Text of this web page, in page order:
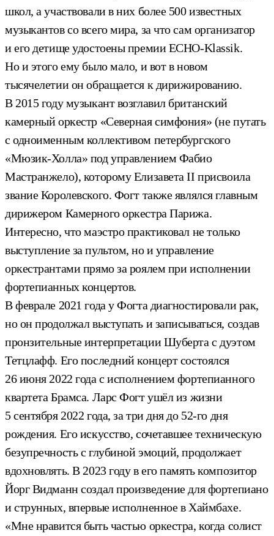
школ, а участвовали в них более 500 известных
музыкантов со всего мира, за что сам организатор
и его детище удостоены премии ECHO-Klassik.
Но и этого ему было мало, и вот в новом
тысячелетии он обращается к дирижированию.
В 2015 году музыкант возглавил британский
камерный оркестр «Северная симфония» (не путать
с одноименным коллективом петербургского
«Мюзик-Холла» под управлением Фабио
Мастранжело), которому Елизавета II присвоила
звание Королевского. Фогт также являлся главным
дирижером Камерного оркестра Парижа.
Интересно, что маэстро практиковал не только
выступление за пультом, но и управление
оркестрантами прямо за роялем при исполнении
фортепианных концертов.
В феврале 2021 года у Фогта диагностировали рак,
но он продолжал выступать и записываться, создав
пронзительные интерпретации Шуберта с дуэтом
Тетцлафф. Его последний концерт состоялся
26 июня 2022 года с исполнением фортепианного
квартета Брамса. Ларс Фогт ушёл из жизни
5 сентября 2022 года, за три дня до 52-го дня
рождения. Его искусство, сочетавшее техническую
безупречность с глубиной эмоций, продолжает
вдохновлять. В 2023 году в его память композитор
Йорг Видманн создал произведение для фортепиано
и струнных, впервые исполненное в Хаймбахе.
«Мне нравится быть частью оркестра, когда солист